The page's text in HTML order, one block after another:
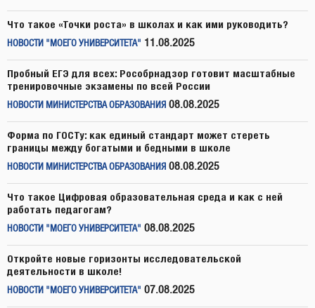
Что такое «Точки роста» в школах и как ими руководить?
НОВОСТИ "МОЕГО УНИВЕРСИТЕТА" 11.08.2025
Пробный ЕГЭ для всех: Рособрнадзор готовит масштабные
тренировочные экзамены по всей России
НОВОСТИ МИНИСТЕРСТВА ОБРАЗОВАНИЯ 08.08.2025
Форма по ГОСТу: как единый стандарт может стереть
границы между богатыми и бедными в школе
НОВОСТИ МИНИСТЕРСТВА ОБРАЗОВАНИЯ 08.08.2025
Что такое Цифровая образовательная среда и как с ней
работать педагогам?
НОВОСТИ "МОЕГО УНИВЕРСИТЕТА" 08.08.2025
Откройте новые горизонты исследовательской
деятельности в школе!
НОВОСТИ "МОЕГО УНИВЕРСИТЕТА" 07.08.2025